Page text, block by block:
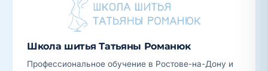
Школа шитья Татьяны Романюк
Профессиональное обучение в Ростове-на-Дону и